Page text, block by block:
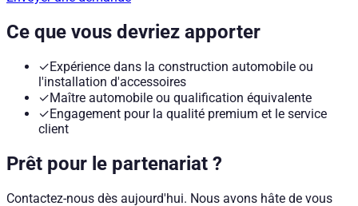
Ce que vous devriez apporter
✓Expérience dans la construction automobile ou
l'installation d'accessoires
✓Maître automobile ou qualification équivalente
✓Engagement pour la qualité premium et le service
client
Prêt pour le partenariat ?
Contactez-nous dès aujourd'hui. Nous avons hâte de vous